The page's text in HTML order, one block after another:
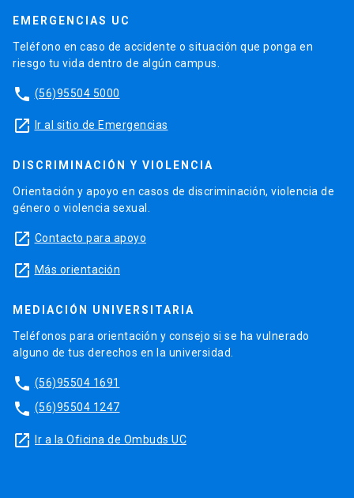
EMERGENCIAS UC
Teléfono en caso de accidente o situación que ponga en
riesgo tu vida dentro de algún campus.
phone (56)95504 5000
launch Ir al sitio de Emergencias
DISCRIMINACIÓN Y VIOLENCIA
Orientación y apoyo en casos de discriminación, violencia de
género o violencia sexual.
launch Contacto para apoyo
launch Más orientación
MEDIACIÓN UNIVERSITARIA
Teléfonos para orientación y consejo si se ha vulnerado
alguno de tus derechos en la universidad.
phone (56)95504 1691
phone (56)95504 1247
launch Ir a la Oficina de Ombuds UC